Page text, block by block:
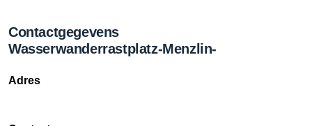
Contactgegevens
Wasserwanderrastplatz-Menzlin-
Adres